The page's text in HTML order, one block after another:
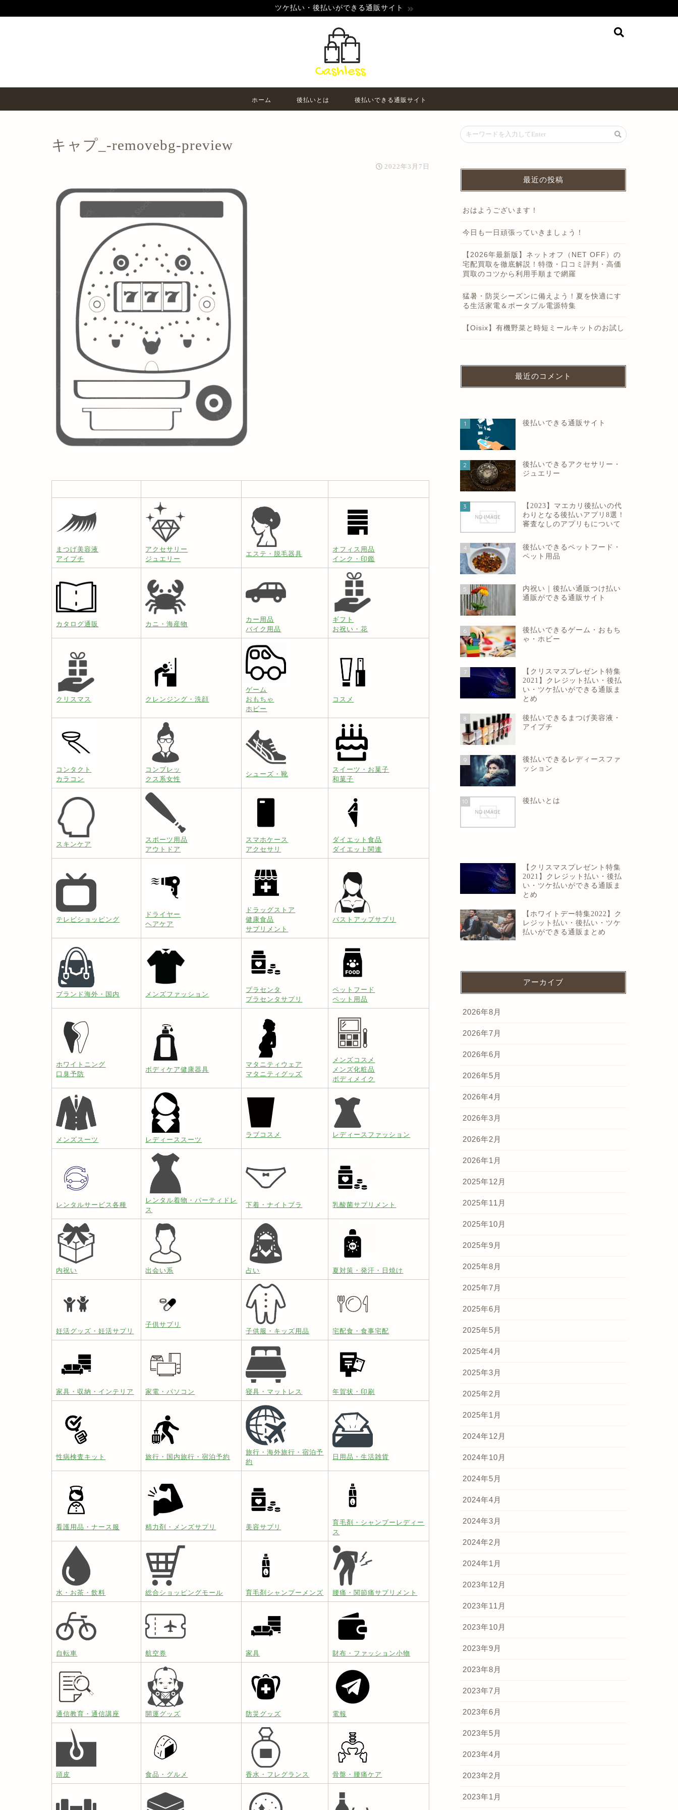
ツケ払い・後払いができる通販サイト
ホーム 後払いとは 後払いできる通販サイト
キャプ_-removebg-preview
2022年3月7日
まつげ美容液
アイプチ
アクセサリー
ジュエリー
エステ・脱毛器具
オフィス用品
インク・印鑑
カタログ通販 カニ・海産物
カー用品
バイク用品
ギフト
お祝い・花
クリスマス クレンジング・洗顔
ゲーム
おもちゃ
ホビー
コスメ
コンタクト
カラコン
コンプレッ
クス系女性
シューズ・靴
スイーツ・お菓子
和菓子
スキンケア
スポーツ用品
アウトドア
スマホケース
アクセサリ
ダイエット食品
ダイエット関連
テレビショッピング
ドライヤー
ヘアケア
ドラッグストア
健康食品
サプリメント
バストアップサプリ
ブランド海外・国内 メンズファッション
プラセンタ
プラセンタサプリ
ペットフード
ペット用品
ホワイトニング
口臭予防
ボディケア健康器具
マタニティウェア
マタニティグッズ
メンズコスメ
メンズ化粧品
ボディメイク
メンズスーツ レディーススーツ
ラブコスメ レディースファッション
レンタルサービス各種
レンタル着物・パーティドレ
ス
下着・ナイトブラ 乳酸菌サプリメント
内祝い 出会い系 占い 夏対策・発汗・日焼け
妊活グッズ・妊活サプリ
子供サプリ
子供服・キッズ用品
宅配食・食事宅配
家具・収納・インテリア 家電・パソコン 寝具・マットレス 年賀状・印刷
性病検査キット 旅行・国内旅行・宿泊予約
旅行・海外旅行・宿泊予
約
日用品・生活雑貨
看護用品・ナース服 精力剤・メンズサプリ 美容サプリ
育毛剤・シャンプーレディー
ス
水・お茶・飲料 総合ショッピングモール 育毛剤シャンプーメンズ 腰痛・関節痛サプリメント
自転車 航空券 家具 財布・ファッション小物
通信教育・通信講座 開運グッズ 防災グッズ 電報
頭皮 食品・グルメ 香水・フレグランス 骨盤・腰痛ケア
最近の投稿
おはようございます！
今日も一日頑張っていきましょう！
【2026年最新版】ネットオフ（NET OFF）の
宅配買取を徹底解説！特徴・口コミ評判・高価
買取のコツから利用手順まで網羅
猛暑・防災シーズンに備えよう！夏を快適にす
る生活家電＆ポータブル電源特集
【Oisix】有機野菜と時短ミールキットのお試し
最近のコメント
1 後払いできる通販サイト
2
後払いできるアクセサリー・
ジュエリー
3
【2023】マエカリ後払いの代
わりとなる後払いアプリ8選！
審査なしのアプリもについて
4
後払いできるペットフード・
ペット用品
5
内祝い｜後払い通販つけ払い
通販ができる通販サイト
6
後払いできるゲーム・おもち
ゃ・ホビー
7
【クリスマスプレゼント特集
2021】クレジット払い・後払
い・ツケ払いができる通販ま
とめ
8
後払いできるまつげ美容液・
アイプチ
9
後払いできるレディースファ
ッション
10 後払いとは
【クリスマスプレゼント特集
2021】クレジット払い・後払
い・ツケ払いができる通販ま
とめ
【ホワイトデー特集2022】ク
レジット払い・後払い・ツケ
払いができる通販まとめ
アーカイブ
2026年8月
2026年7月
2026年6月
2026年5月
2026年4月
2026年3月
2026年2月
2026年1月
2025年12月
2025年11月
2025年10月
2025年9月
2025年8月
2025年7月
2025年6月
2025年5月
2025年4月
2025年3月
2025年2月
2025年1月
2024年12月
2024年10月
2024年5月
2024年4月
2024年3月
2024年2月
2024年1月
2023年12月
2023年11月
2023年10月
2023年9月
2023年8月
2023年7月
2023年6月
2023年5月
2023年4月
2023年2月
2023年1月